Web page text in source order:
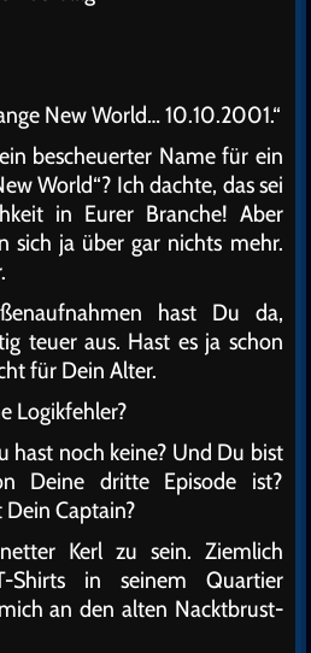
New World… 10.10.2001.“
bescheuerter Name für ein
World“? Ich dachte, das sei
in Eurer Branche! Aber
sich ja über gar nichts mehr.
hast Du da,
teuer aus. Hast es ja schon
für Dein Alter.
Logikfehler?
hast noch keine? Und Du bist
Deine dritte Episode ist?
Captain?
Kerl zu sein. Ziemlich
in seinem Quartier
an den alten Nacktbrust-